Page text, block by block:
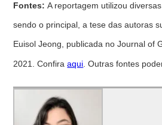
Fontes:A reportagem utilizou
sendo o principal, a tese das autoras
Euisol Jeong, publicada no Journal of
2021. Confiraaqui. Outras fontes